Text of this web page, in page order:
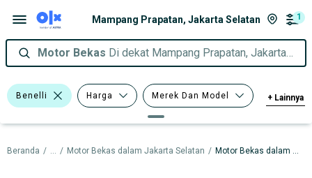
Mampang Prapatan, Jakarta Selatan 1
Motor Bekas Di dekat Mampang Prapatan, Jakarta Selatan
Benelli Harga Merek Dan Model
Tahun Tipe Membership
+ Lainnya
Beranda / ... / Motor Bekas dalam Jakarta Selatan / Motor Bekas dalam Mampang Prapatan